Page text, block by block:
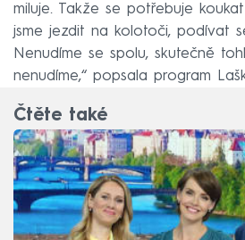
miluje. Takže se potřebuje
jsme jezdit na kolotoči, podívat
Nenudíme se spolu, skutečně
nenudíme,“ popsala program
Čtěte také